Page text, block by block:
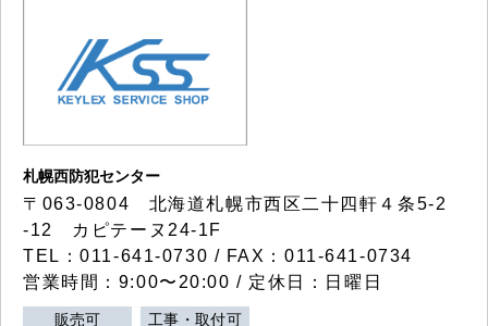
札幌西防犯センター
〒063-0804 北海道札幌市西区二十四軒４条5-2
-12 カピテーヌ24-1F
TEL：011-641-0730 / FAX：011-641-0734
営業時間：9:00〜20:00 / 定休日：日曜日
販売可 工事・取付可